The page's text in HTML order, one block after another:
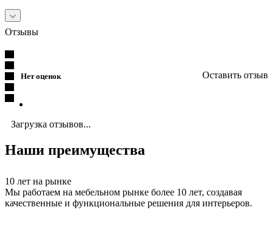
Отзывы
Нет оценок Оставить отзыв
Загрузка отзывов...
Наши преимущества
10 лет на рынке
Мы работаем на мебельном рынке более 10 лет, создавая
качественные и функциональные решения для интерьеров.